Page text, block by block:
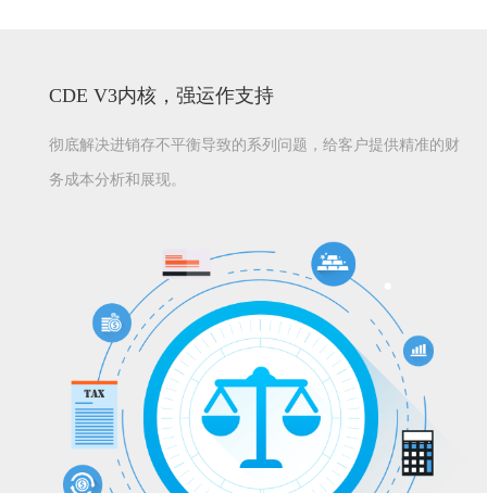
CDE V3内核，强运作支持
彻底解决进销存不平衡导致的系列问题，给客户提供精准的财
务成本分析和展现。